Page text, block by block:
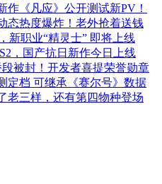
作《凡应》公开测试新PV！
态热度爆炸！老外抢着送钱
新职业“精灵士” 即将上线
，国产抗日新作今日上线
段被封！开发者喜提荣誉勋章
定档 可继承《赛尔号》数据
老三样，还有第四物种登场